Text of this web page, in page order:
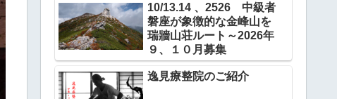
10/13.14 、2526 中級者
磐座が象徴的な金峰山を
瑞牆山荘ルート～2026年
９、１０月募集
逸見療整院のご紹介